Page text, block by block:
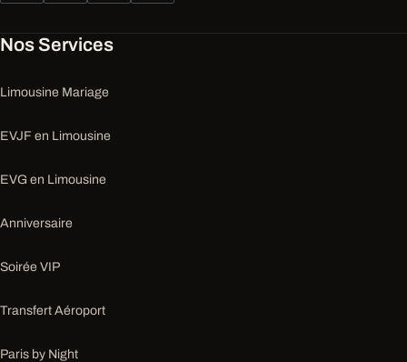
Nos Services
Limousine Mariage
EVJF en Limousine
EVG en Limousine
Anniversaire
Soirée VIP
Transfert Aéroport
Paris by Night